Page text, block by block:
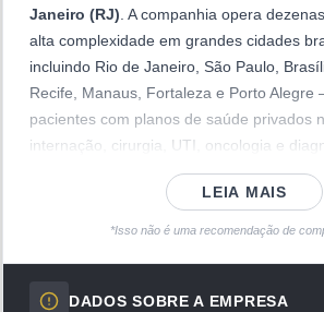
Janeiro (RJ) . A companhia opera
alta complexidade em grandes cidades
incluindo Rio de Janeiro, São Paulo,
Recife, Manaus, Fortaleza e Porto
pacientes com planos de saúde privados
internação, cirurgia, UTI, oncologia e
SulAméricaem 2022, a
atuar também no segmento deseguros e
tornando-se um dos poucos grupos do
no segmentoNovo Mercado
LEIA MAIS
*Isso não é uma recomendação de
DADOS SOBRE A EMPRESA